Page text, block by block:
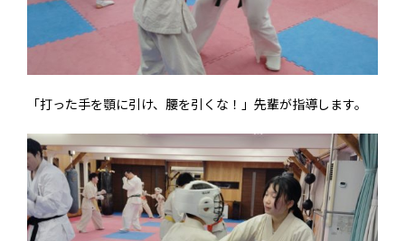
「打った手を顎に引け、腰を引くな！」先輩が指導します。